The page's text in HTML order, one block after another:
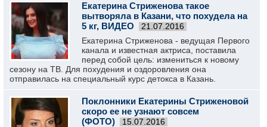
Екатерина Стриженова такое
вытворяла в Казани, что похудела на
5 кг, ВИДЕО
21.07.2016
Екатерина Стриженова - ведущая Первого
канала и известная актриса, поставила
перед собой цель: измениться к новому
сезону на ТВ. Для похудения и оздоровления она
отправилась на специальный курс детокса в Казань.
Поклонники Екатерины Стриженовой
скоро ее не узнают совсем
(ФОТО)
15.07.2016